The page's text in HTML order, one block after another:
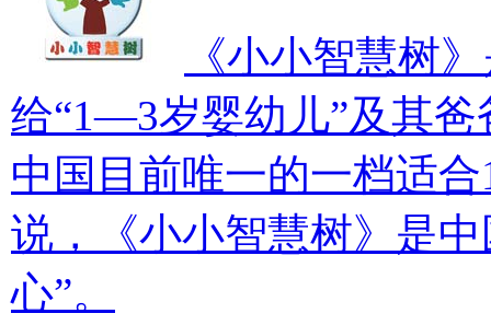
《小小智慧树
给“1—3岁婴幼儿”及其
中国目前唯一的一档适
说，《小小智慧树》是
心”。